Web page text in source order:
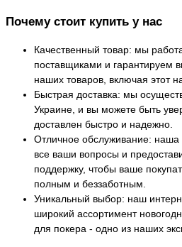
Почему стоит купить у нас
Качественный товар: мы
поставщиками и гарантируем
наших товаров, включая этот
Быстрая доставка: мы
Украине, и вы можете быть
доставлен быстро и надежно.
Отличное обслуживание: наша
все ваши вопросы и
поддержку, чтобы ваше
полным и беззаботным.
Уникальный выбор: наш
широкий ассортимент
для покера - одно из наших